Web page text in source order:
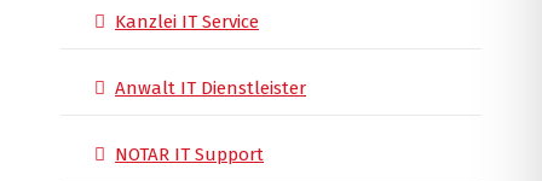
Kanzlei IT Service
Anwalt IT Dienstleister
NOTAR IT Support